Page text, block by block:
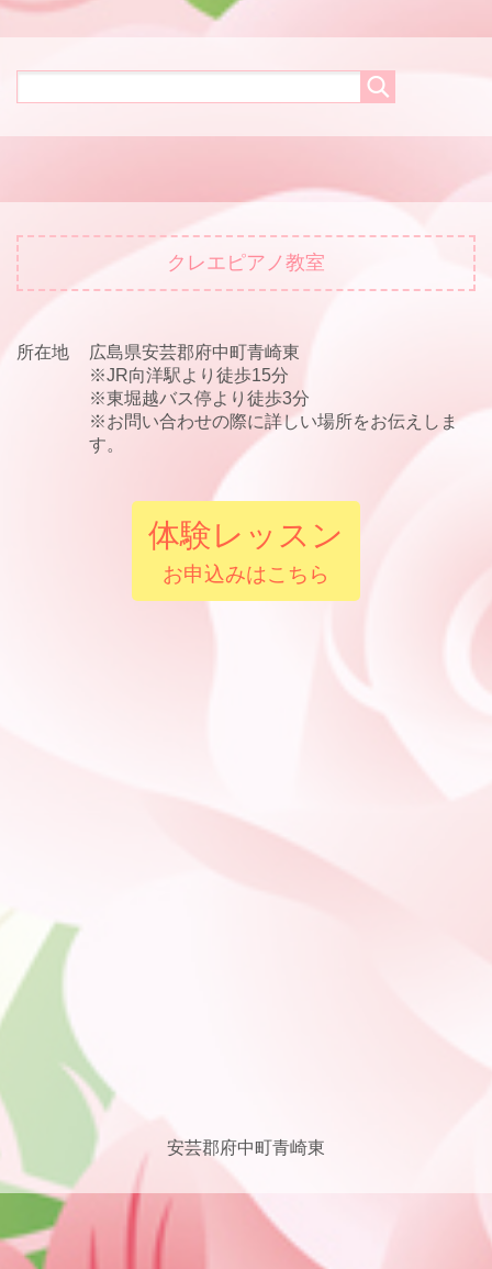
クレエピアノ教室
所在地
広島県安芸郡府中町青崎東
※JR向洋駅より徒歩15分
※東堀越バス停より徒歩3分
※お問い合わせの際に詳しい場所をお伝えしま
す。
体験レッスン
お申込みはこちら
安芸郡府中町青崎東